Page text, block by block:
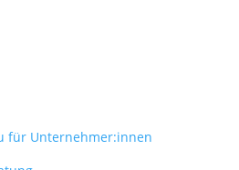
für Unternehmer:innen